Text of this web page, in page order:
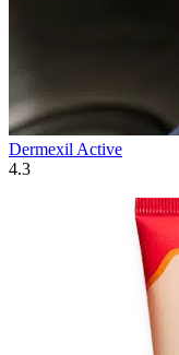
Dermexil Active
4.3